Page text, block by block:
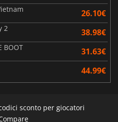
26.10€
2 38.98€
BOOT 31.63€
44.99€
sconto per giocatori